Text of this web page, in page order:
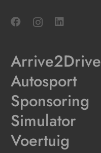
Arrive2Drive
Autosport
Sponsoring
Simulator
Voertuig